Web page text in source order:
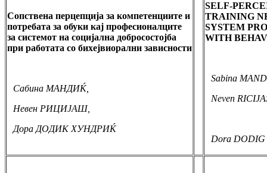
Сопствена перцепција за компетенциите и
потребата за обуки кај професионалците
за системот на социјална добросостојба
при работата со бихејвиорални зависности
Сабина МАНДИЌ,
Невен РИЦИЈАШ,
Дора ДОДИК ХУНДРИЌ
SELF-
TRAINING
SYSTEM
WITH
Sabina
Neven
Dora